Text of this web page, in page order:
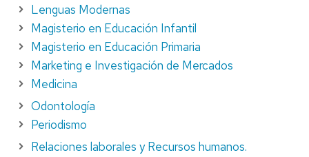
Lenguas Modernas
Magisterio en Educación Infantil
Magisterio en Educación Primaria
Marketing e Investigación de Mercados
Medicina
Odontología
Periodismo
Relaciones laborales y Recursos humanos.